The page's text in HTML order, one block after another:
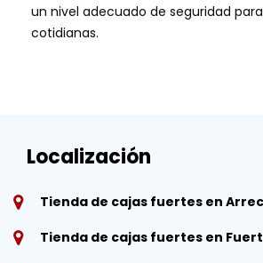
un nivel adecuado de seguridad
cotidianas.
Localización
Tienda de cajas fuertes en
Tienda de cajas fuertes en